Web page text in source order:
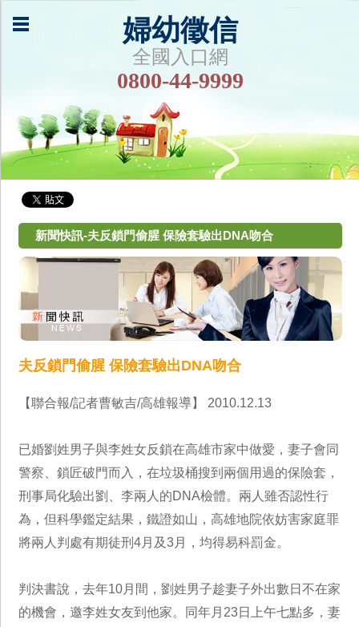
婦幼徵信
全國入口網
0800-44-9999
新聞快訊-夫反鎖門偷腥 保險套驗出DNA吻合
夫反鎖門偷腥 保險套驗出DNA吻合
【聯合報/記者曹敏吉/高雄報導】 2010.12.13
已婚劉姓男子與李姓女反鎖在高雄市家中做愛，妻子會同
警察、鎖匠破門而入，在垃圾桶搜到兩個用過的保險套，
刑事局化驗出劉、李兩人的DNA檢體。兩人雖否認性行
為，但科學鑑定結果，鐵證如山，高雄地院依妨害家庭罪
將兩人判處有期徒刑4月及3月，均得易科罰金。
判決書說，去年10月間，劉姓男子趁妻子外出數日不在家
的機會，邀李姓女友到他家。同年月23日上午七點多，妻